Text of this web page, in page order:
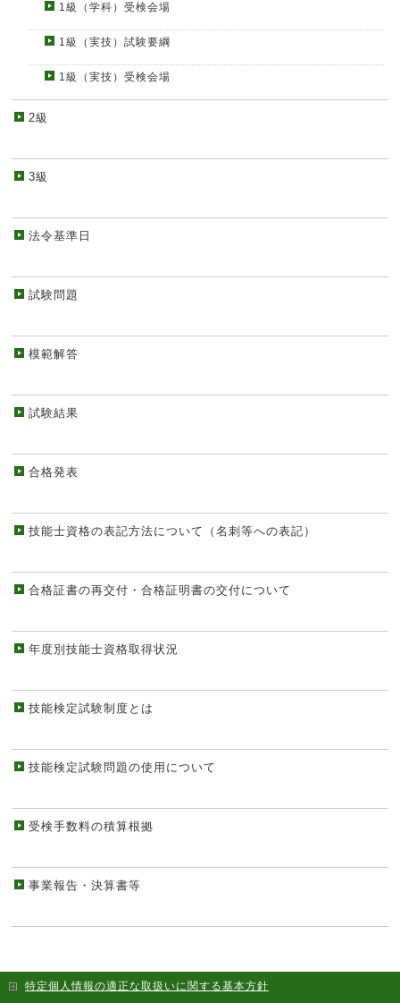
1級（学科）受検会場
1級（実技）試験要綱
1級（実技）受検会場
2級
3級
法令基準日
試験問題
模範解答
試験結果
合格発表
技能士資格の表記方法について（名刺等への表記）
合格証書の再交付・合格証明書の交付について
年度別技能士資格取得状況
技能検定試験制度とは
技能検定試験問題の使用について
受検手数料の積算根拠
事業報告・決算書等
特定個人情報の適正な取扱いに関する基本方針